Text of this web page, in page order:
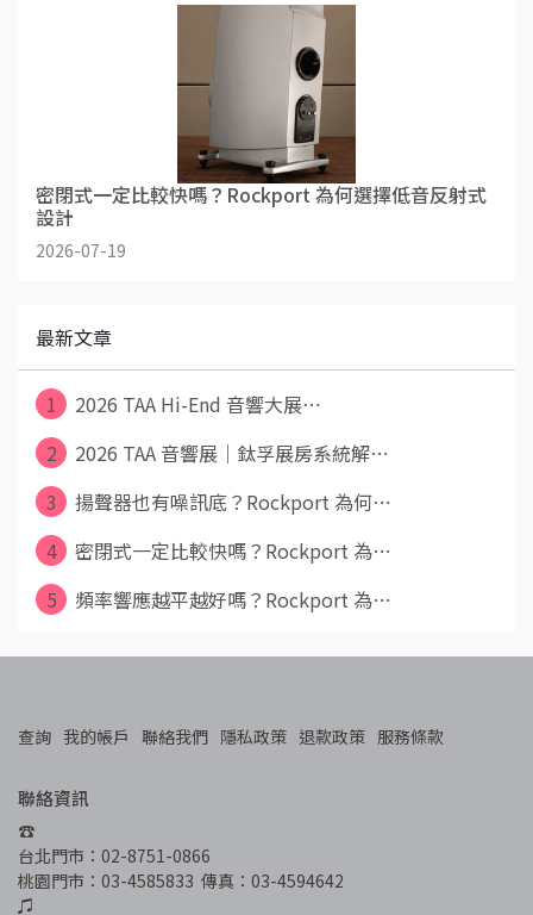
密閉式一定比較快嗎？Rockport 為何選擇低音反射式
設計
2026-07-19
最新文章
1
2026 TAA Hi-End 音響大展⋯
2
2026 TAA 音響展｜鈦孚展房系統解⋯
3
揚聲器也有噪訊底？Rockport 為何⋯
4
密閉式一定比較快嗎？Rockport 為⋯
5
頻率響應越平越好嗎？Rockport 為⋯
查詢 我的帳戶 聯絡我們 隱私政策 退款政策 服務條款
聯絡資訊
☎︎
台北門市：02-8751-0866
桃園門市：03-4585833  傳真：03-4594642
♫